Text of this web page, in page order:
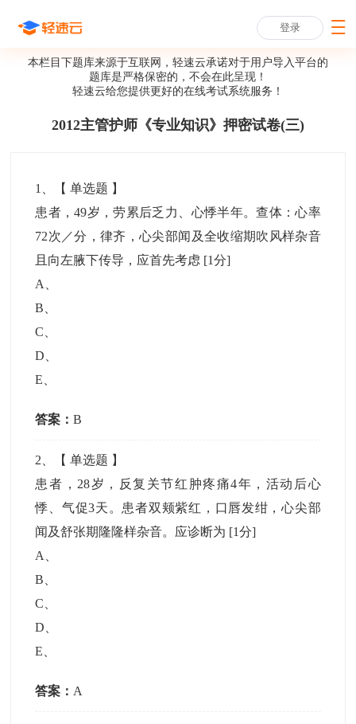
登录
本栏目下题库来源于互联网，轻速云承诺对于用户导入平台的
题库是严格保密的，不会在此呈现！
轻速云给您提供更好的在线考试系统服务！
2012主管护师《专业知识》押密试卷(三)
1 、【单选题 】
患者，49岁，劳累后乏力、心悸半年。查体：心率
72次／分，律齐，心尖部闻及全收缩期吹风样杂音
且向左腋下传导，应首先考虑 [1分]
A
B
C
D
E
答案：B
2 、【单选题 】
患者，28岁，反复关节红肿疼痛4年，活动后心
悸、气促3天。患者双颊紫红，口唇发绀，心尖部
闻及舒张期隆隆样杂音。应诊断为 [1分]
A
B
C
D
E
答案： A